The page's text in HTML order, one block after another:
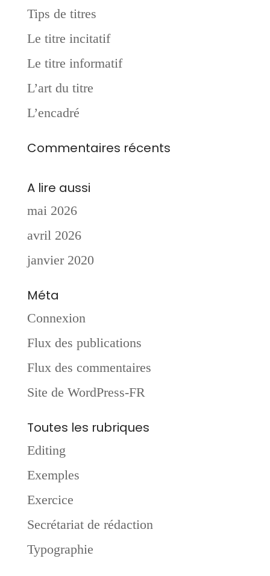
Tips de titres
Le titre incitatif
Le titre informatif
L’art du titre
L’encadré
Commentaires récents
A lire aussi
mai 2026
avril 2026
janvier 2020
Méta
Connexion
Flux des publications
Flux des commentaires
Site de WordPress-FR
Toutes les rubriques
Editing
Exemples
Exercice
Secrétariat de rédaction
Typographie